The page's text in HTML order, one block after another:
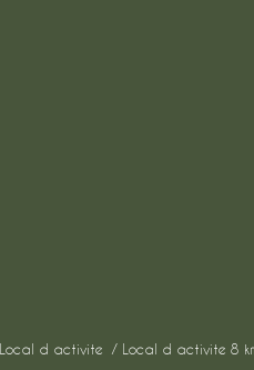
Local d activite Local d activite 8